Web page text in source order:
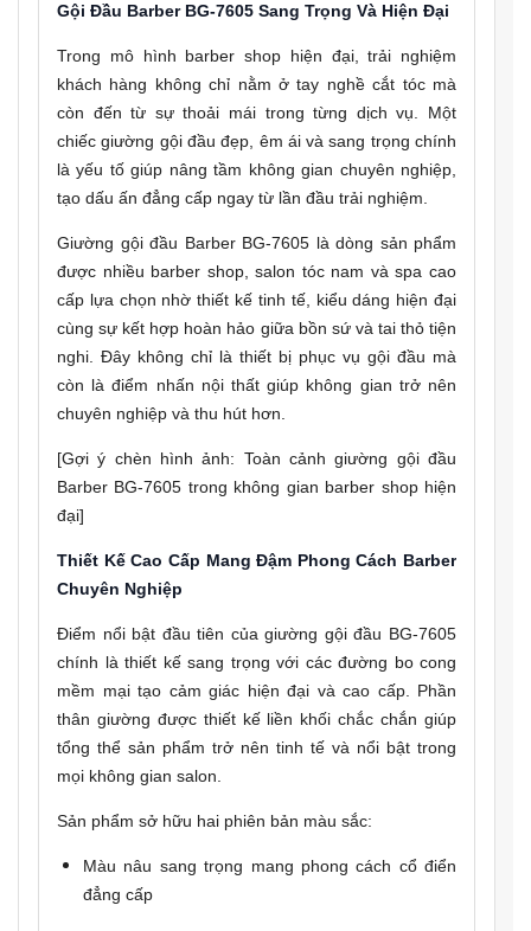
Gội Đầu Barber BG-7605 Sang Trọng Và Hiện Đại
Trong mô hình barber shop hiện đại, trải nghiệm
khách hàng không chỉ nằm ở tay nghề cắt tóc mà
còn đến từ sự thoải mái trong từng dịch vụ. Một
chiếc giường gội đầu đẹp, êm ái và sang trọng chính
là yếu tố giúp nâng tầm không gian chuyên nghiệp,
tạo dấu ấn đẳng cấp ngay từ lần đầu trải nghiệm.
Giường gội đầu Barber BG-7605 là dòng sản phẩm
được nhiều barber shop, salon tóc nam và spa cao
cấp lựa chọn nhờ thiết kế tinh tế, kiểu dáng hiện đại
cùng sự kết hợp hoàn hảo giữa bồn sứ và tai thỏ tiện
nghi. Đây không chỉ là thiết bị phục vụ gội đầu mà
còn là điểm nhấn nội thất giúp không gian trở nên
chuyên nghiệp và thu hút hơn.
[Gợi ý chèn hình ảnh: Toàn cảnh giường gội đầu
Barber BG-7605 trong không gian barber shop hiện
đại]
Thiết Kế Cao Cấp Mang Đậm Phong Cách Barber
Chuyên Nghiệp
Điểm nổi bật đầu tiên của giường gội đầu BG-7605
chính là thiết kế sang trọng với các đường bo cong
mềm mại tạo cảm giác hiện đại và cao cấp. Phần
thân giường được thiết kế liền khối chắc chắn giúp
tổng thể sản phẩm trở nên tinh tế và nổi bật trong
mọi không gian salon.
Sản phẩm sở hữu hai phiên bản màu sắc:
Màu nâu sang trọng mang phong cách cổ điển
đẳng cấp